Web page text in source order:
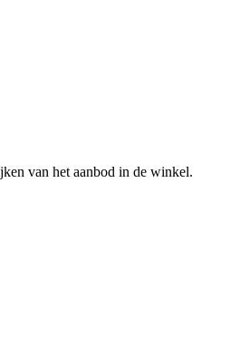
van het aanbod in de winkel.